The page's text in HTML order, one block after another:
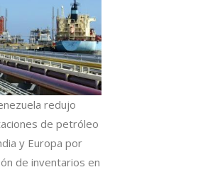
redujo
de petróleo
y Europa por
de inventarios en